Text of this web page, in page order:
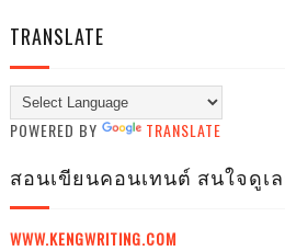
TRANSLATE
POWERED BY TRANSLATE
สอนเขียนคอนเทนต์ สนใจดูเ
WWW.KENGWRITING.COM